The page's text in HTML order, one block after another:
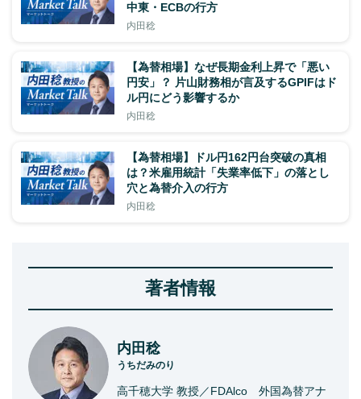
中東・ECBの行方
内田稔
【為替相場】なぜ長期金利上昇で「悪い
円安」？ 片山財務相が言及するGPIFはド
ル円にどう影響するか
内田稔
【為替相場】ドル円162円台突破の真相
は？米雇用統計「失業率低下」の落とし
穴と為替介入の行方
内田稔
著者情報
内田稔
うちだみのり
高千穂大学 教授／FDAlco 外国為替アナ